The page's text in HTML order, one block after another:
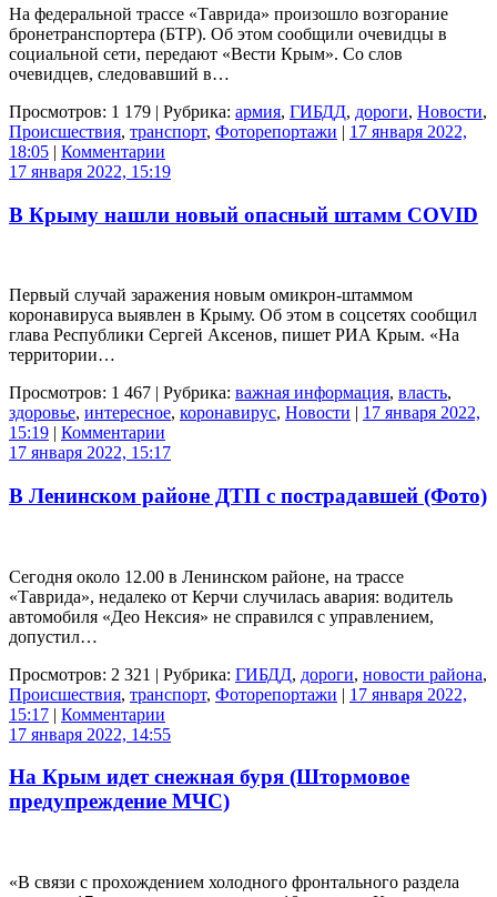
На федеральной трассе «Таврида» произошло возгорание
бронетранспортера (БТР). Об этом сообщили очевидцы в
социальной сети, передают «Вести Крым». Со слов
очевидцев, следовавший в…
Просмотров: 1 179 | Рубрика: армия, ГИБДД, дороги, Новости,
Происшествия, транспорт, Фоторепортажи | 17 января 2022,
18:05 | Комментарии
17 января 2022, 15:19
В Крыму нашли новый опасный штамм COVID
Первый случай заражения новым омикрон-штаммом
коронавируса выявлен в Крыму. Об этом в соцсетях сообщил
глава Республики Сергей Аксенов, пишет РИА Крым. «На
территории…
Просмотров: 1 467 | Рубрика: важная информация, власть,
здоровье, интересное, коронавирус, Новости | 17 января 2022,
15:19 | Комментарии
17 января 2022, 15:17
В Ленинском районе ДТП с пострадавшей (Фото)
Сегодня около 12.00 в Ленинском районе, на трассе
«Таврида», недалеко от Керчи случилась авария: водитель
автомобиля «Део Нексия» не справился с управлением,
допустил…
Просмотров: 2 321 | Рубрика: ГИБДД, дороги, новости района,
Происшествия, транспорт, Фоторепортажи | 17 января 2022,
15:17 | Комментарии
17 января 2022, 14:55
На Крым идет снежная буря (Штормовое
предупреждение МЧС)
«В связи с прохождением холодного фронтального раздела